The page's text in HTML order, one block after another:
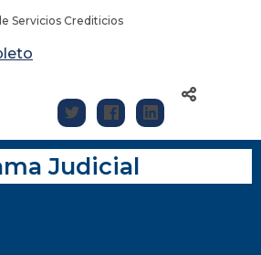
Servicios Crediticios
Judicial